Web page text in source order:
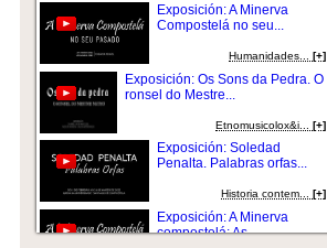
Exposición: A Minerva
Compostelá no seu...
Humanidades...[+]
Exposición: Os Sons da Pedra. O
ronsel do Mestre...
Etnomusicolox&i...[+]
Exposición: Soledad
Penalta. Palabras orfas...
Historia contem...[+]
Exposición: A Minerva
compostelá: As...